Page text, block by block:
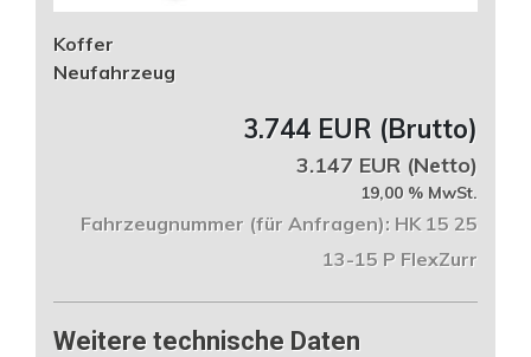
Koffer
Neufahrzeug
3.744 EUR (Brutto)
3.147 EUR (Netto)
19,00 % MwSt.
Fahrzeugnummer (für Anfragen): HK 15 25
13-15 P FlexZurr
Weitere technische Daten